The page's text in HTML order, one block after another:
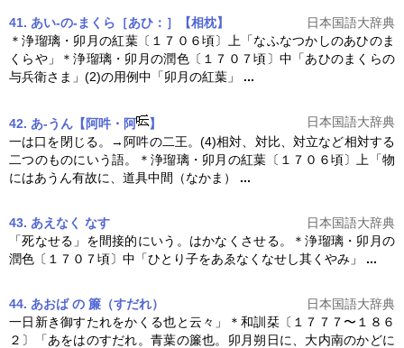
41. あい‐の‐まくら［あひ：］【相枕】
日本国語大辞典
＊浄瑠璃・ 卯月の紅葉〔１７０６頃〕上「なふなつかしのあひのま
くらや」＊浄瑠璃・ 卯月の潤色〔１７０７頃〕中「あひのまくらの
与兵衛さま」(2)の用例中「卯月の紅葉」 ...
42. あ‐うん【阿吽・阿 】
日本国語大辞典
一は口を閉じる。→阿吽の二王。(4)相対、対比、対立など相対する
二つのものにいう語。＊浄瑠璃・ 卯月 の紅葉〔１７０６頃〕上「物
にはあうん有故に、道具中間（なかま） ...
43. あえなく なす
日本国語大辞典
「死なせる」を間接的にいう。はかなくさせる。＊浄瑠璃・ 卯月の
潤色〔１７０７頃〕中「ひとり子をあゑなくなせし其くやみ」 ...
44. あおば の 簾（すだれ）
日本国語大辞典
一日新き御すたれをかくる也と云々」＊和訓栞〔１７７７〜１８６
２〕「あをはのすだれ。青葉の簾也。 卯月朔日に、大内南のかどに